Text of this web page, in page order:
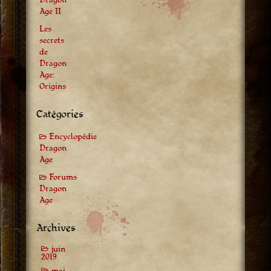
Age II
Les
secrets
de
Dragon
Age:
Origins
Catégories
Encyclopédie
Dragon
Age
Forums
Dragon
Age
Archives
juin
2019